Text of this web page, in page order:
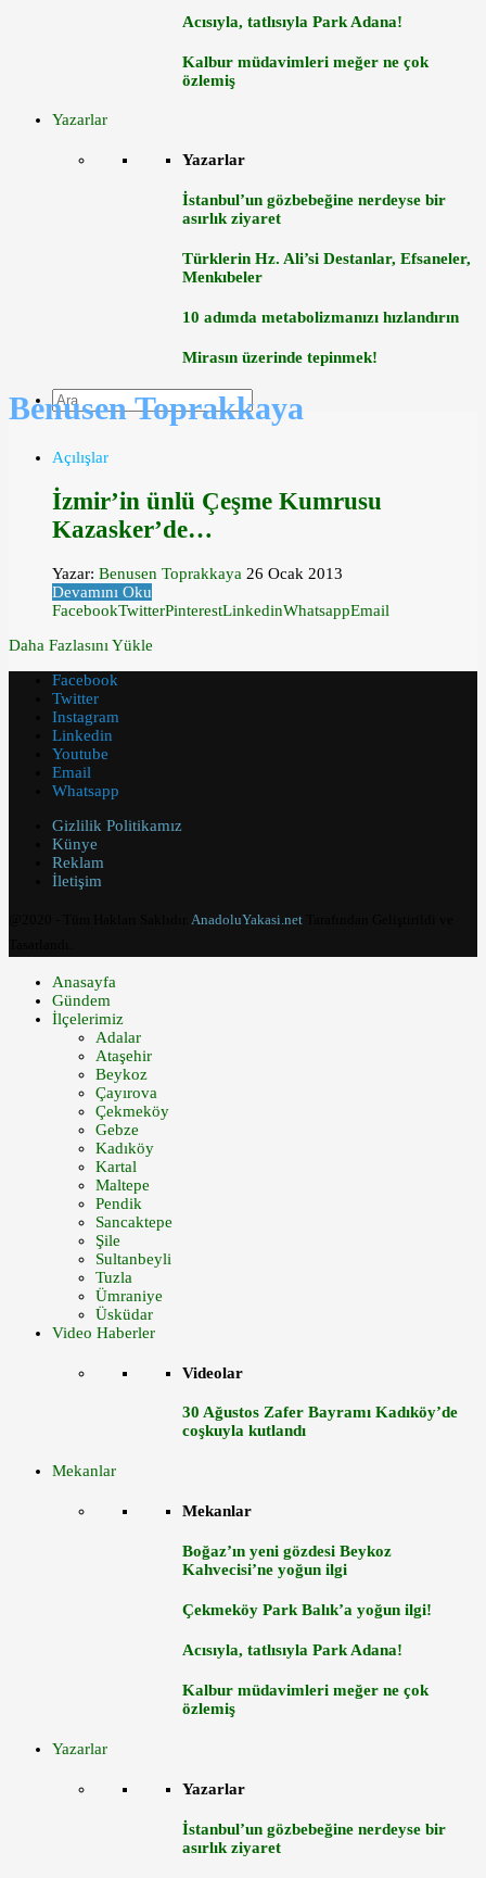
Acısıyla, tatlısıyla Park Adana!
Kalbur müdavimleri meğer ne çok
özlemiş
Yazarlar
Yazarlar
İstanbul’un gözbebeğine nerdeyse bir
asırlık ziyaret
Türklerin Hz. Ali’si Destanlar, Efsaneler,
Menkıbeler
10 adımda metabolizmanızı hızlandırın
Mirasın üzerinde tepinmek!
Benusen Toprakkaya
Açılışlar
İzmir’in ünlü Çeşme Kumrusu
Kazasker’de…
Yazar: Benusen Toprakkaya 26 Ocak 2013
Devamını Oku
FacebookTwitterPinterestLinkedinWhatsappEmail
Daha Fazlasını Yükle
Facebook
Twitter
Instagram
Linkedin
Youtube
Email
Whatsapp
Gizlilik Politikamız
Künye
Reklam
İletişim
AnadoluYakasi.net
Anasayfa
Gündem
İlçelerimiz
Adalar
Ataşehir
Beykoz
Çayırova
Çekmeköy
Gebze
Kadıköy
Kartal
Maltepe
Pendik
Sancaktepe
Şile
Sultanbeyli
Tuzla
Ümraniye
Üsküdar
Video Haberler
Videolar
30 Ağustos Zafer Bayramı Kadıköy’de
coşkuyla kutlandı
Mekanlar
Mekanlar
Boğaz’ın yeni gözdesi Beykoz
Kahvecisi’ne yoğun ilgi
Çekmeköy Park Balık’a yoğun ilgi!
Acısıyla, tatlısıyla Park Adana!
Kalbur müdavimleri meğer ne çok
özlemiş
Yazarlar
Yazarlar
İstanbul’un gözbebeğine nerdeyse bir
asırlık ziyaret